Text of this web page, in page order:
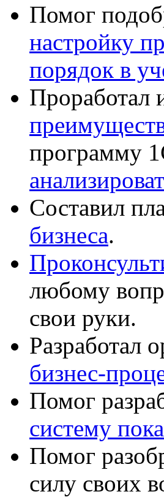
Помог
настройку
порядок в
Проработал
программу
Составил
бизнеса.
любому
свои руки.
Разработал
бизнес-
Помог
систему
Помог
силу своих